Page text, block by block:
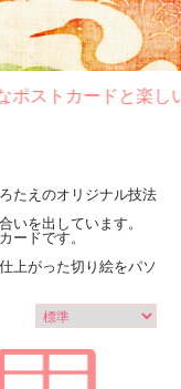
トカードと楽しい
たえのオリジナル技法
いを出しています。
ードです。
がった切り絵をパソ